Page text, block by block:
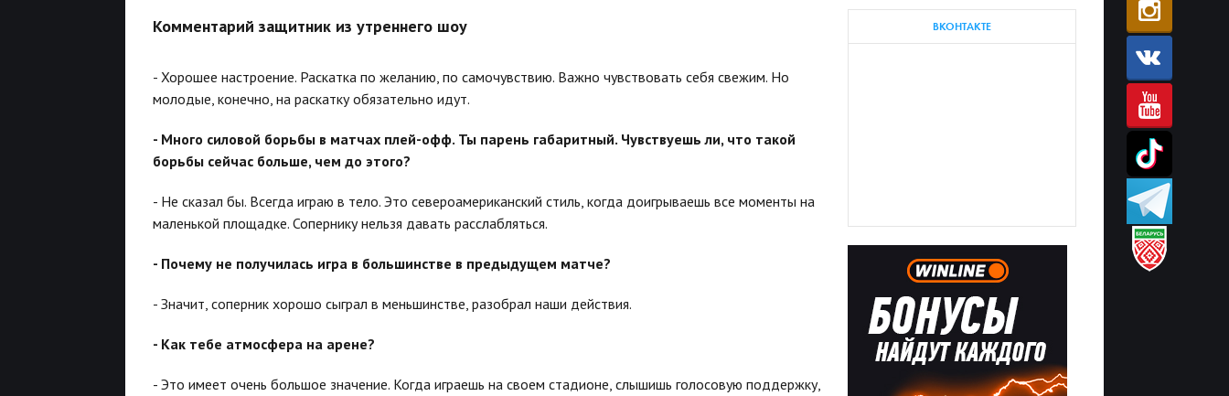
ВКОНТАКТЕ
Комментарий защитник из утреннего шоу
- Хорошее настроение. Раскатка по желанию, по самочувствию. Важно чувствовать себя свежим. Но
молодые, конечно, на раскатку обязательно идут.
- Много силовой борьбы в матчах плей-офф. Ты парень габаритный. Чувствуешь ли, что такой
борьбы сейчас больше, чем до этого?
- Не сказал бы. Всегда играю в тело. Это североамериканский стиль, когда доигрываешь все моменты на
маленькой площадке. Сопернику нельзя давать расслабляться.
- Почему не получилась игра в большинстве в предыдущем матче?
- Значит, соперник хорошо сыграл в меньшинстве, разобрал наши действия.
- Как тебе атмосфера на арене?
- Это имеет очень большое значение. Когда играешь на своем стадионе, слышишь голосовую поддержку,